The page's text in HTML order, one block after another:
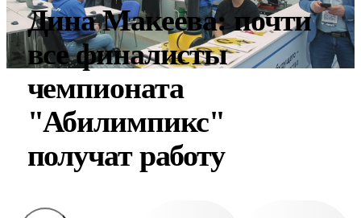
Дина Макеева: почти
все финалисты
чемпионата
"Абилимпикс"
получат работу